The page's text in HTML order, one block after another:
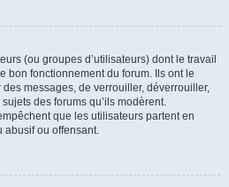
(ou groupes d’utilisateurs) dont le travail
bon fonctionnement du forum. Ils ont le
messages, de verrouiller, déverrouiller,
des forums qu’ils modèrent.
que les utilisateurs partent en
ou offensant.